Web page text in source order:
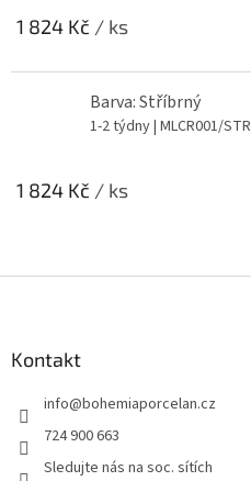
1 824 Kč / ks
Barva: Stříbrný
1-2 týdny| MLCR001/STR
1 824 Kč / ks
Kontakt
info@bohemiaporcelan.cz
724 900 663
Sledujte nás na soc. sítích